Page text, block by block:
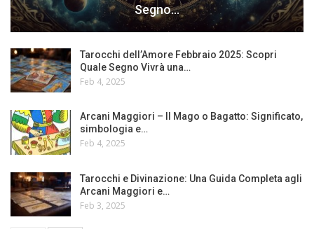
Segno…
Tarocchi dell’Amore Febbraio 2025: Scopri
Quale Segno Vivrà una…
Feb 4, 2025
Arcani Maggiori – Il Mago o Bagatto: Significato,
simbologia e…
Feb 4, 2025
Tarocchi e Divinazione: Una Guida Completa agli
Arcani Maggiori e…
Feb 3, 2025